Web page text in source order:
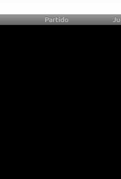
Partido